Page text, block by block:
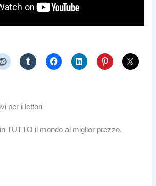
per i lettori
TUTTO il mondo al miglior prezzo.